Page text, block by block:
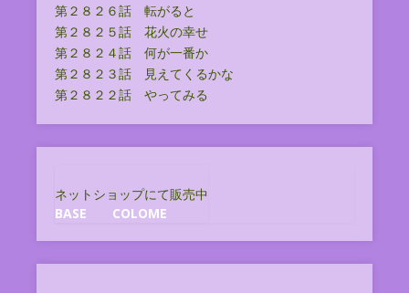
第２８２６話 転がると
第２８２５話 花火の幸せ
第２８２４話 何が一番か
第２８２３話 見えてくるかな
第２８２２話 やってみる
ネットショップにて販売中
BASE
COLOME